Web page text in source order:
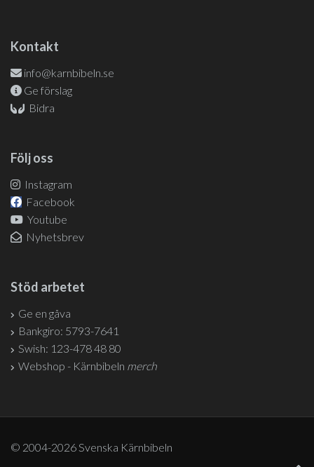
Kontakt
info@karnbibeln.se
Ge förslag
Bidra
Följ oss
Instagram
Facebook
Youtube
Nyhetsbrev
Stöd arbetet
Ge en gåva
Bankgiro: 5793-7641
Swish: 123-478 48 80
Webshop - Kärnbibeln merch
© 2004-2026 Svenska Kärnbibeln